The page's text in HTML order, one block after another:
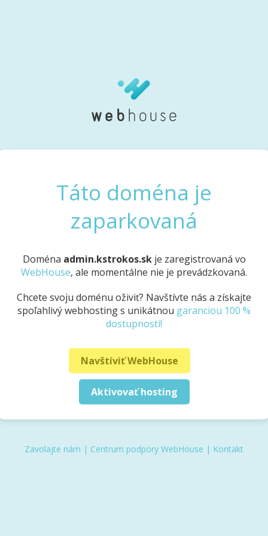
Táto doména je
zaparkovaná
Doména admin.kstrokos.skje zaregistrovaná vo
WebHouse, ale momentálne nie je prevádzkovaná.
Chcete svoju doménu oživiť? Navštívte nás a získajte
spoľahlivý webhosting s unikátnou garanciou 100 %
dostupnosti!
Navštíviť WebHouse
Aktivovať hosting
Zavolajte nám | Centrum podpory WebHouse | Kontakt